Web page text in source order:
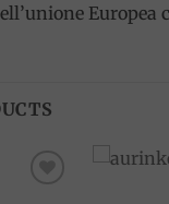
Europea